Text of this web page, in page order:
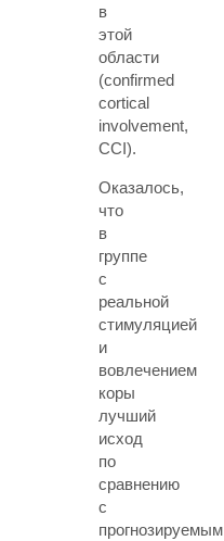
в
этой
области
(confirmed
cortical
involvement,
CCI).
Оказалось,
что
в
группе
с
реальной
стимуляцией
и
вовлечением
коры
лучший
исход
по
сравнению
с
прогнозируемым